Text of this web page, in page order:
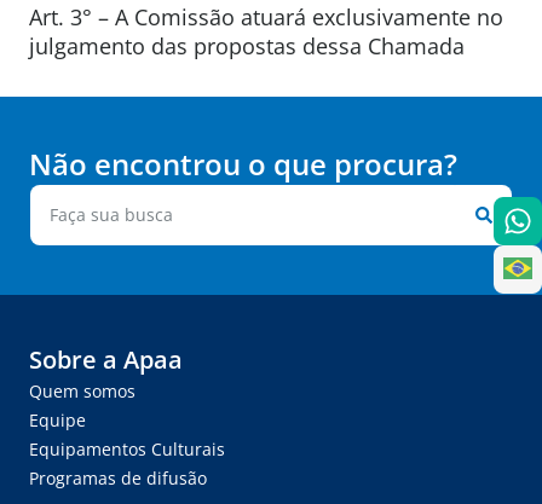
Art. 3° – A Comissão atuará exclusivamente no
julgamento das propostas dessa Chamada
Não encontrou o que procura?
Sobre a Apaa
Quem somos
Equipe
Equipamentos Culturais
Programas de difusão